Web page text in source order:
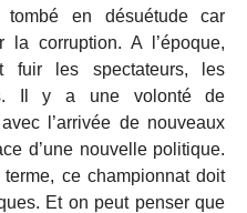
en désuétude car
la corruption. A l’époque,
fuir les spectateurs, les
Il y a une volonté de
l’arrivée de nouveaux
d’une nouvelle politique.
ce championnat doit
Et on peut penser que